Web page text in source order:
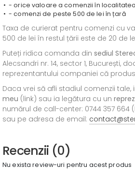
- orice valoare a comenzii în
- comenzi de peste 500 de lei în țară
Taxa de curierat pentru comenzi cu
500 de lei în restul țării este de 20 de
Puteți ridica comanda din sediul
Alecsandri nr. 14, sector 1, București,
reprezentantului companiei că
Daca vrei să afli stadiul comenzii tale,
meu (link) sau ia legătura cu un
numărul de call-center: 0744 357 664
sau pe adresa de email:
Recenzii (0)
Nu exista review-uri pentru acest produs